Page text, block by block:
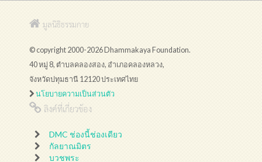
มูลนิธิธรรมกาย
© copyright 2000-2026 Dhammakaya Foundation.
40 หมู่ 8, ตำบลคลองสอง, อำเภอคลองหลวง,
จังหวัดปทุมธานี 12120 ประเทศไทย
นโยบายความเป็นส่วนตัว
ลิงค์ที่เกี่ยวข้อง
DMC ช่องนี้ช่องเดียว
กัลยาณมิตร
บวชพระ